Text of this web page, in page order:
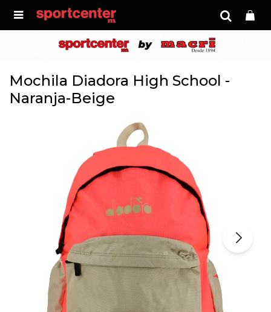

Mochila Diadora High School -
Naranja-Beige